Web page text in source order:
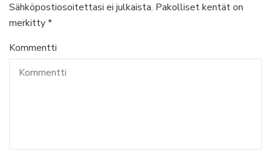
Sähköpostiosoitettasi ei julkaista. Pakolliset kentät on
merkitty*
Kommentti